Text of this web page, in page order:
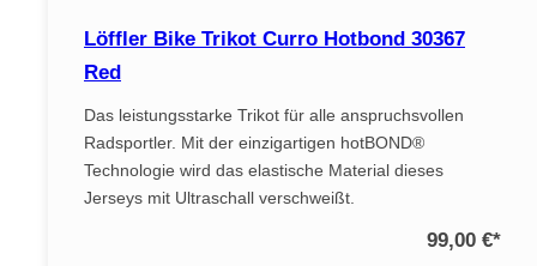
Löffler Bike Trikot Curro Hotbond 30367
Red
Das leistungsstarke Trikot für alle anspruchsvollen
Radsportler. Mit der einzigartigen hotBOND®
Technologie wird das elastische Material dieses
Jerseys mit Ultraschall verschweißt.
99,00 €*